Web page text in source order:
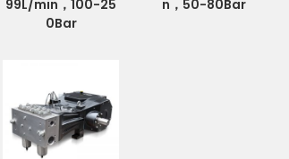
99L/min，100-25
0Bar
n，50-80Bar